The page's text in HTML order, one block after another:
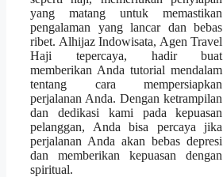
yang matang untuk memastikan
pengalaman yang lancar dan bebas
ribet. Alhijaz Indowisata, Agen Travel
Haji tepercaya, hadir buat
memberikan Anda tutorial mendalam
tentang cara mempersiapkan
perjalanan Anda. Dengan ketrampilan
dan dedikasi kami pada kepuasan
pelanggan, Anda bisa percaya jika
perjalanan Anda akan bebas depresi
dan memberikan kepuasan dengan
spiritual.